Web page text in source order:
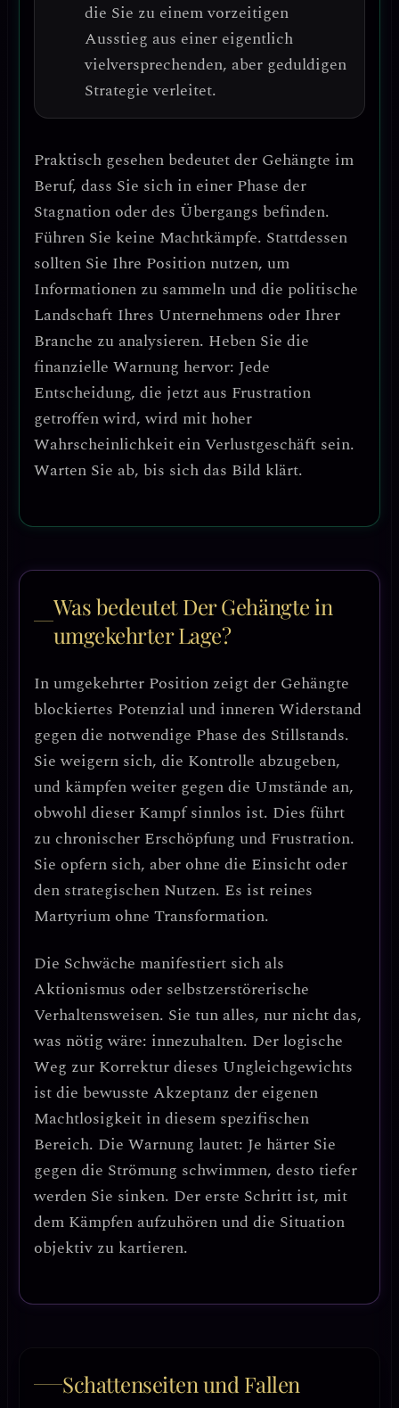
die Sie zu einem vorzeitigen
Ausstieg aus einer eigentlich
vielversprechenden, aber geduldigen
Strategie verleitet.
Praktisch gesehen bedeutet der Gehängte im
Beruf, dass Sie sich in einer Phase der
Stagnation oder des Übergangs befinden.
Führen Sie keine Machtkämpfe. Stattdessen
sollten Sie Ihre Position nutzen, um
Informationen zu sammelnund die politische
Landschaft Ihres Unternehmens oder Ihrer
Branche zu analysieren. Heben Sie die
finanzielle Warnung hervor: Jede
Entscheidung, die jetzt aus Frustration
getroffen wird, wird mit hoher
Wahrscheinlichkeit ein Verlustgeschäft sein.
Warten Sie ab, bis sich das Bild klärt.
Was bedeutet Der Gehängte in
umgekehrter Lage?
In umgekehrter Position zeigt der Gehängte
blockiertes Potenzialund inneren Widerstand
gegen die notwendige Phase des Stillstands.
Sie weigern sich, die Kontrolle abzugeben,
und kämpfen weiter gegen die Umstände an,
obwohl dieser Kampf sinnlos ist. Dies führt
zu chronischer Erschöpfung und Frustration.
Sie opfern sich, aber ohne die Einsicht oder
den strategischen Nutzen. Es ist reines
Martyrium ohne Transformation.
Die Schwäche manifestiert sich als
Aktionismus oder selbstzerstörerische
Verhaltensweisen. Sie tun alles, nur nicht das,
was nötig wäre: innezuhalten. Der logische
Weg zur Korrektur dieses Ungleichgewichts
ist die bewusste Akzeptanz der eigenen
Machtlosigkeit in diesem spezifischen
Bereich. Die Warnung lautet: Je härter Sie
gegen die Strömung schwimmen, desto tiefer
werden Sie sinken. Der erste Schritt ist, mit
dem Kämpfen aufzuhören und die Situation
objektiv zu kartieren.
Schattenseiten und Fallen